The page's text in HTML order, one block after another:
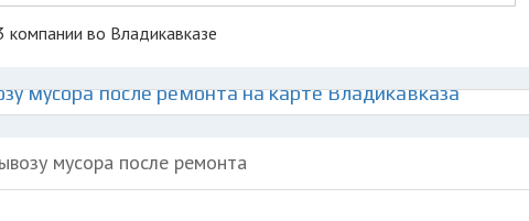
компании во Владикавказе
мусора после ремонта на карте Владикавказа
мусора после ремонта